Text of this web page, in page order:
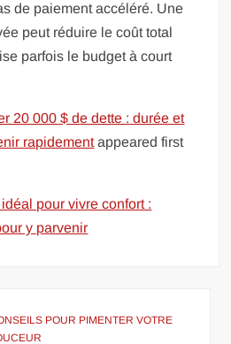
de paiement accéléré. Une
peut réduire le coût total
parfois le budget à court
20 000 $ de dette : durée et
rapidementappeared first
pour vivre confort :
y parvenir
POUR PIMENTER VOTRE